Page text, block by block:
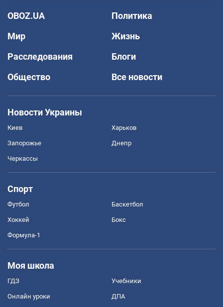
OBOZ.UA
Политика
Мир
Жизнь
Расследования
Блоги
Общество
Все новости
Новости Украины
Киев Харьков
Запорожье Днепр
Черкассы
Спорт
Футбол Баскетбол
Хоккей Бокс
Формула-1
Моя школа
ГДЗ Учебники
Онлайн уроки ДПА